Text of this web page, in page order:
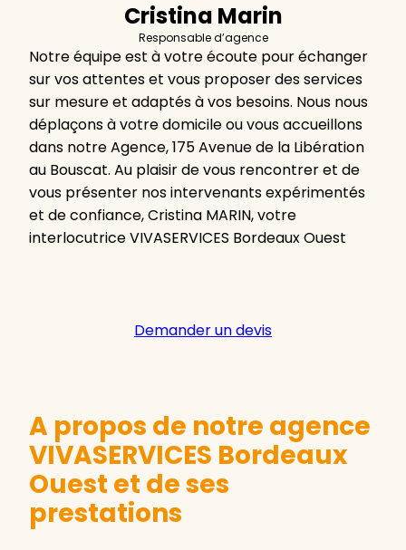
Cristina Marin
Responsable d’agence
Notre équipe est à votre écoute pour échanger
sur vos attentes et vous proposer des services
sur mesure et adaptés à vos besoins. Nous nous
déplaçons à votre domicile ou vous accueillons
dans notre Agence, 175 Avenue de la Libération
au Bouscat. Au plaisir de vous rencontrer et de
vous présenter nos intervenants expérimentés
et de confiance, Cristina MARIN, votre
interlocutrice VIVASERVICES Bordeaux Ouest
Demander un devis
A propos de notre agence
VIVASERVICES Bordeaux
Ouest et de ses
prestations